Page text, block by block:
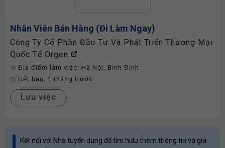
Nhân Viên Bán Hàng (Đi Làm Ngay)
Công Ty Cổ Phần Đầu Tư Và Phát Triển Thương Mại
Quốc Tế Orgen
Địa điểm làm việc: Hà Nội , Bình Định
Hết hạn: 1 tháng trước
Lưu việc
Kết nối với Nhà tuyển dụng để tìm hiểu thêm thông tin và gia